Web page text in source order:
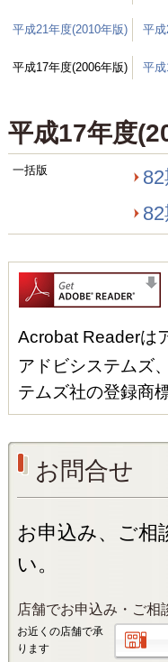
平成21年度(2010年版) 平
平成17年度(2006年版) 平
平成17年度
一括版
Acrobat Readerは
アドビシステムズ
テムズ社の登録商
お問合せ
お申込み、ご相
い。
店舗でお申込み・ご相
お近くの店舗で承
ります